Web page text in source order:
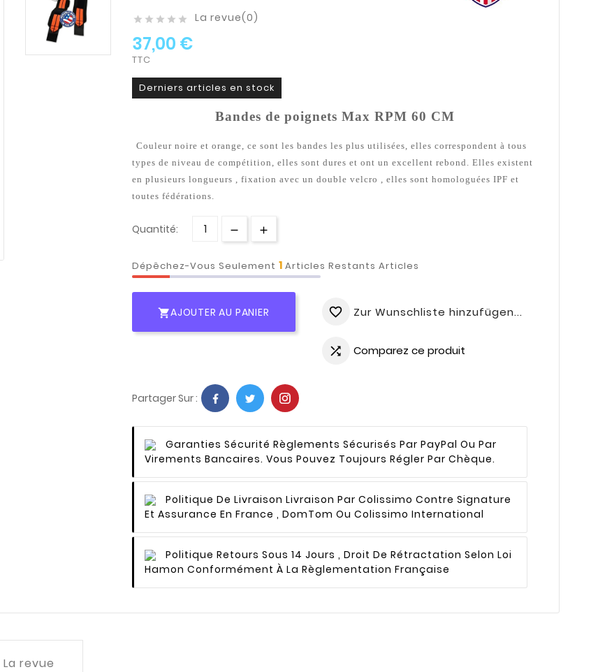
     La revue(0)
37,00 €
TTC
Derniers articles en stock
Bandes de poignets Max RPM 60 CM
Couleur noire et orange, ce sont les bandes les plus utilisées, elles correspondent à tous
types de niveau de compétition, elles sont dures et ont un excellent rebond. Elles existent
en plusieurs longueurs , fixation avec un double velcro , elles sont homologuées IPF et
toutes fédérations.
Quantité:
Dépêchez-Vous Seulement 1 Articles Restants Articles
AJOUTER AU PANIER favorite_border Zur Wunschliste hinzufügen...
 Comparez ce produit
Partager Sur :
Garanties Sécurité Règlements Sécurisés Par PayPal Ou Par
Virements Bancaires. Vous Pouvez Toujours Régler Par Chèque.
Politique De Livraison Livraison Par Colissimo Contre Signature
Et Assurance En France , DomTom Ou Colissimo International
Politique Retours Sous 14 Jours , Droit De Rétractation Selon Loi
Hamon Conformément À La Règlementation Française
La revue